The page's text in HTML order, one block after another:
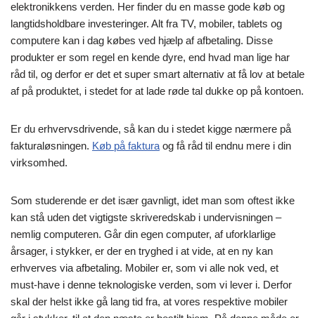
elektronikkens verden. Her finder du en masse gode køb og
langtidsholdbare investeringer. Alt fra TV, mobiler, tablets og
computere kan i dag købes ved hjælp af afbetaling. Disse
produkter er som regel en kende dyre, end hvad man lige har
råd til, og derfor er det et super smart alternativ at få lov at betale
af på produktet, i stedet for at lade røde tal dukke op på kontoen.
Er du erhvervsdrivende, så kan du i stedet kigge nærmere på
fakturaløsningen. Køb på faktura og få råd til endnu mere i din
virksomhed.
Som studerende er det især gavnligt, idet man som oftest ikke
kan stå uden det vigtigste skriveredskab i undervisningen –
nemlig computeren. Går din egen computer, af uforklarlige
årsager, i stykker, er der en tryghed i at vide, at en ny kan
erhverves via afbetaling. Mobiler er, som vi alle nok ved, et
must-have i denne teknologiske verden, som vi lever i. Derfor
skal der helst ikke gå lang tid fra, at vores respektive mobiler